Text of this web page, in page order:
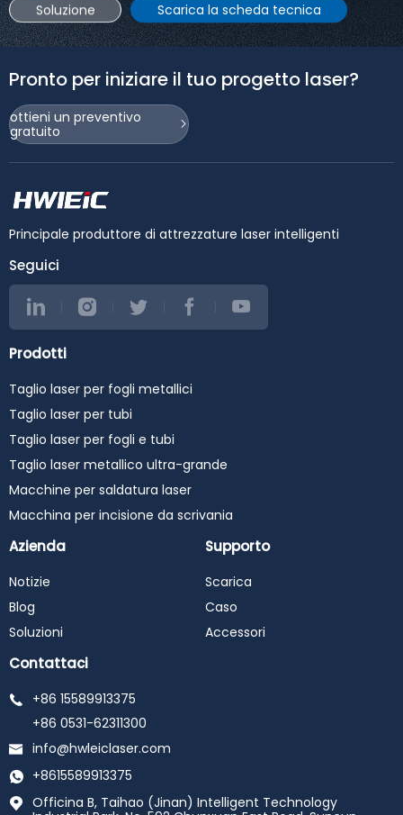
Soluzione Scarica la scheda tecnica
Pronto per iniziare il tuo progetto laser?
ottieni un preventivo
gratuito
Principale produttore di attrezzature laser intelligenti
Seguici
Prodotti
Taglio laser per fogli metallici
Taglio laser per tubi
Taglio laser per fogli e tubi
Taglio laser metallico ultra-grande
Macchine per saldatura laser
Macchina per incisione da scrivania
Azienda
Notizie
Blog
Soluzioni
Supporto
Scarica
Caso
Accessori
Contattaci
+86 15589913375
+86 0531-62311300
info@hwleiclaser.com
+8615589913375
Officina B, Taihao (Jinan) Intelligent Technology